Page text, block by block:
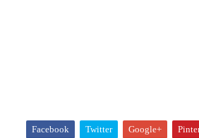
Facebook Twitter Google+